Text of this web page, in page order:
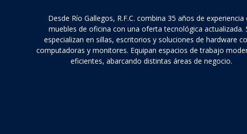
Desde Río Gallegos, R.F.C. combina 35 años de experiencia
muebles de oficina con una oferta tecnológica actualizada.
especializan en sillas, escritorios y soluciones de hardware
computadoras y monitores. Equipan espacios de trabajo
eficientes, abarcando distintas áreas de negocio.